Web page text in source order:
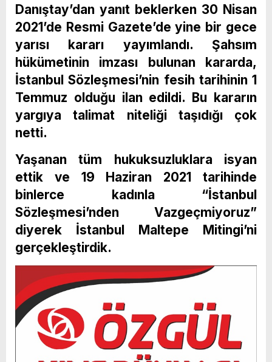
Danıştay’dan yanıt beklerken 30 Nisan
2021’de Resmi Gazete’de yine bir gece
yarısı kararı yayımlandı. Şahsım
hükümetinin imzası bulunan kararda,
İstanbul Sözleşmesi’nin fesih tarihinin 1
Temmuz olduğu ilan edildi. Bu kararın
yargıya talimat niteliği taşıdığı çok
netti.
Yaşanan tüm hukuksuzluklara isyan
ettik ve 19 Haziran 2021 tarihinde
binlerce kadınla “İstanbul
Sözleşmesi’nden Vazgeçmiyoruz”
diyerek İstanbul Maltepe Mitingi’ni
gerçekleştirdik.